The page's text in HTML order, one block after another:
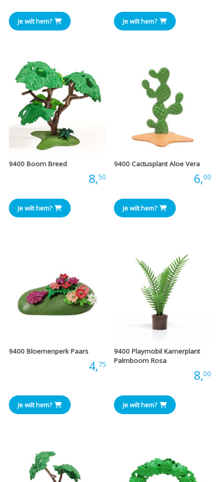
Je wilt hem? Je wilt hem?
9400 Boom Breed
8,50
Je wilt hem?
9400 Cactusplant Aloe Vera
6,00
Je wilt hem?
9400 Bloemenperk Paars
4,75
Je wilt hem?
9400 Playmobil Kamerplant
Palmboom Rosa
8,00
Je wilt hem?